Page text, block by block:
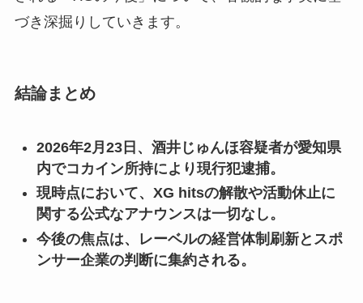
づき深掘りしていきます。
結論まとめ
2026年2月23日、酒井じゅんほ容疑者が愛知県
内でコカイン所持により現行犯逮捕。
現時点において、XG hitsの解散や活動休止に
関する公式なアナウンスは一切なし。
今後の焦点は、レーベルの経営体制刷新とスポ
ンサー企業の判断に集約される。